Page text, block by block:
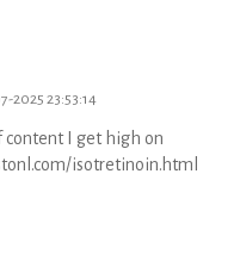
2025 23:53:14
content I get high on
isotretinoin.html